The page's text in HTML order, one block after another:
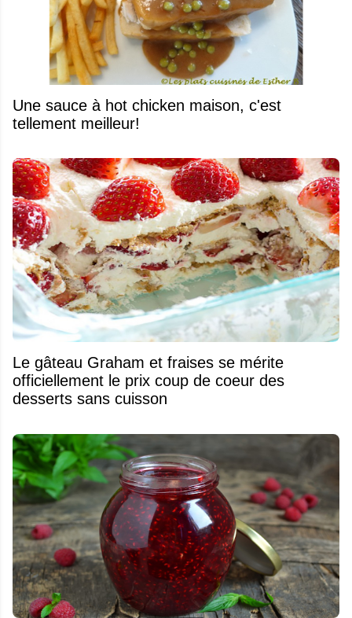
Une sauce à hot chicken maison, c'est
tellement meilleur!
Le gâteau Graham et fraises se mérite
officiellement le prix coup de coeur des
desserts sans cuisson